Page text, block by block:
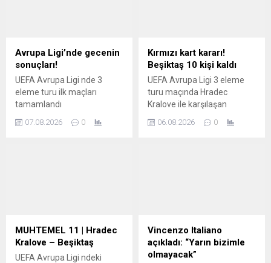
Avrupa Ligi’nde gecenin
sonuçları!
UEFA Avrupa Ligi nde 3
eleme turu ilk maçları
tamamlandı
07.08.2026 0
Kırmızı kart kararı!
Beşiktaş 10 kişi kaldı
UEFA Avrupa Ligi 3 eleme
turu maçında Hradec
Kralove ile karşılaşan
sarıdan kırmızı kart görerek
06.08.2026 0
MUHTEMEL 11 | Hradec
Kralove – Beşiktaş
UEFA Avrupa Ligi ndeki
Vincenzo Italiano
açıkladı: “Yarın bizimle
olmayacak”